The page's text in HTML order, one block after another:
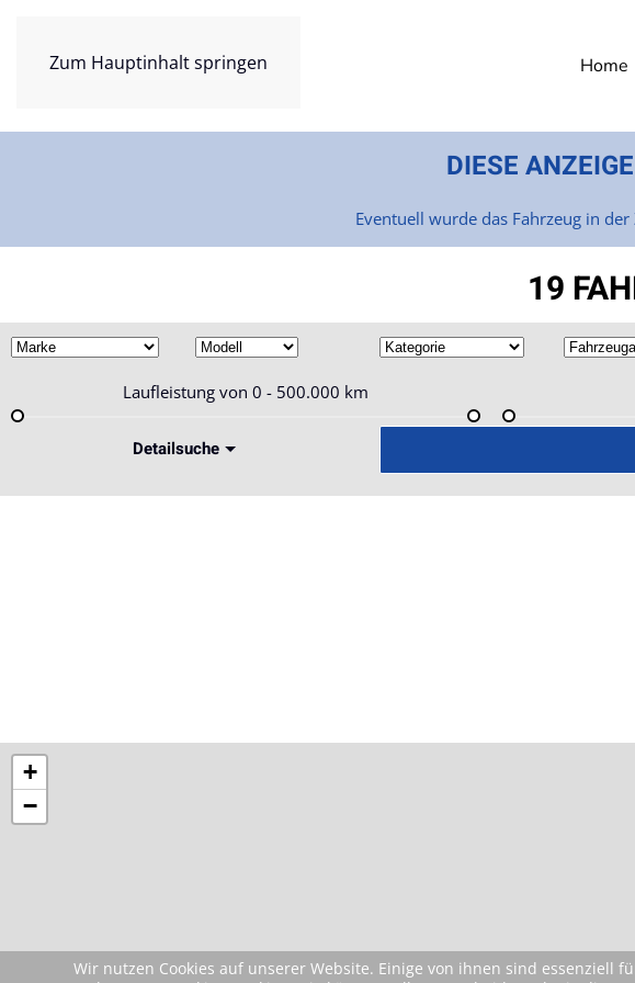
Zum Hauptinhalt springen Home
DIESE
Eventuell wurde das Fahrzeug in
19
Laufleistung von 0 - 500.000 km
Detailsuche
+
−
Wir nutzen Cookies auf unserer Website. Einige von ihnen sind